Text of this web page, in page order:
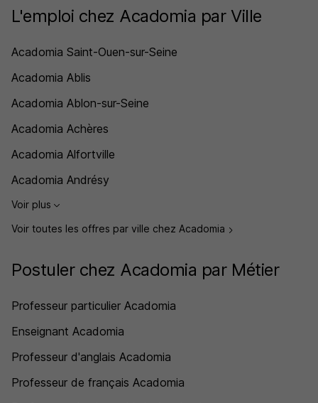
L'emploi chez Acadomia par Ville
Acadomia Saint-Ouen-sur-Seine
Acadomia Ablis
Acadomia Ablon-sur-Seine
Acadomia Achères
Acadomia Alfortville
Acadomia Andrésy
Voir plus
Voir toutes les offres par ville chez Acadomia
Postuler chez Acadomia par Métier
Professeur particulier Acadomia
Enseignant Acadomia
Professeur d'anglais Acadomia
Professeur de français Acadomia